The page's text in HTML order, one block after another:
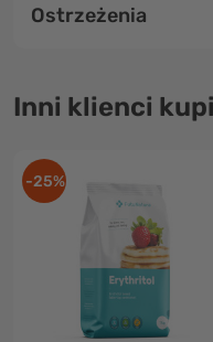
Ostrzeżenia
Inni klienci
-25%